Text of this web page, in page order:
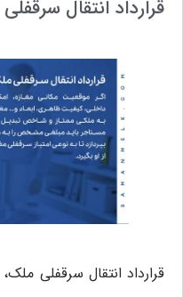
قرارداد انتقال
قرارداد انتقال سرقفلی